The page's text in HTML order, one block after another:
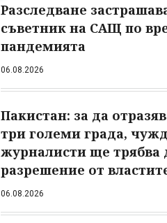
Разследване
съветник на САЩ по
пандемията
06.08.2026
Пакистан: за да
три големи града,
журналисти ще трябва
разрешение от
06.08.2026